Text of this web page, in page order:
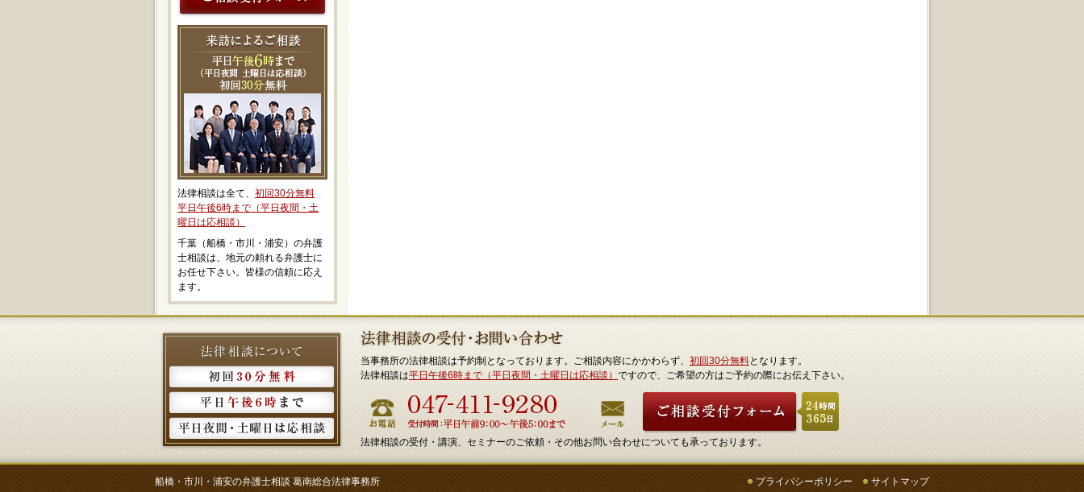
法律相談は全て、 初回30分無料
平日午後6時まで（平日夜間・土
曜日は応相談）
千葉（船橋・市川・浦安）の弁護
士相談は、地元の頼れる弁護士に
お任せ下さい。皆様の信頼に応え
ます。
当事務所の法律相談は予約制となっております。ご相談内容にかかわらず、 初回30分無料となります。
法律相談は平日午後6時まで（平日夜間・土曜日は応相談） ですので、ご希望の方はご予約の際にお伝え下さい。
法律相談の受付・講演、セミナーのご依頼・その他お問い合わせについても承っております。
プライバシーポリシー サイトマップ
船橋・市川・浦安の弁護士相談 葛南総合法律事務所